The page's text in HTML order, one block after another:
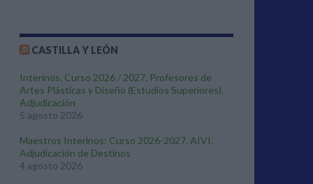
CASTILLA Y LEÓN
Interinos. Curso 2026 / 2027. Profesores de
Artes Plásticas y Diseño (Estudios Superiores).
Adjudicación
5 agosto 2026
Maestros Interinos: Curso 2026-2027. AIVI.
Adjudicación de Destinos
4 agosto 2026